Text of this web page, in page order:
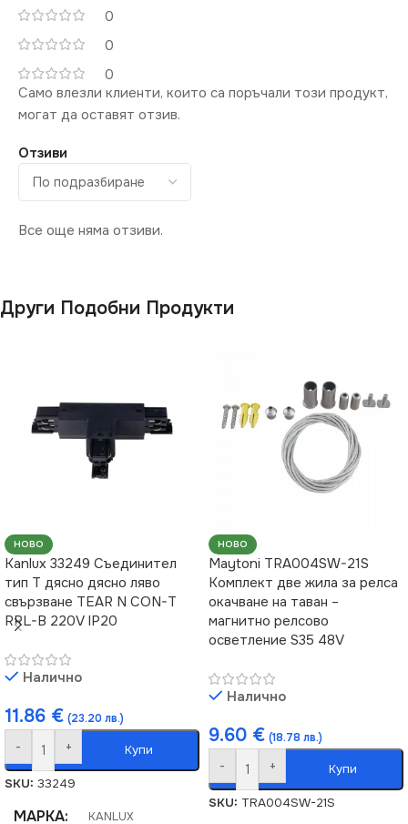
0
0
0
Отзиви
Все още няма отзиви.
Само влезли клиенти, които са поръчали този продукт,
могат да оставят отзив.
Други Подобни Продукти
НОВО
Kanlux 33249 Съединител
тип T дясно дясно ляво
свързване TEAR N CON-T
RRL-B 220V IP20
Налично
11.86 € (23.20 лв.)
- + Купи
SKU: 33249
МАРКА KANLUX
НОВО
Maytoni TRA004SW-21S
Комплект две жила за релса
окачване на таван –
магнитно релсово
осветление S35 48V
Налично
9.60 € (18.78 лв.)
- + Купи
SKU: TRA004SW-21S